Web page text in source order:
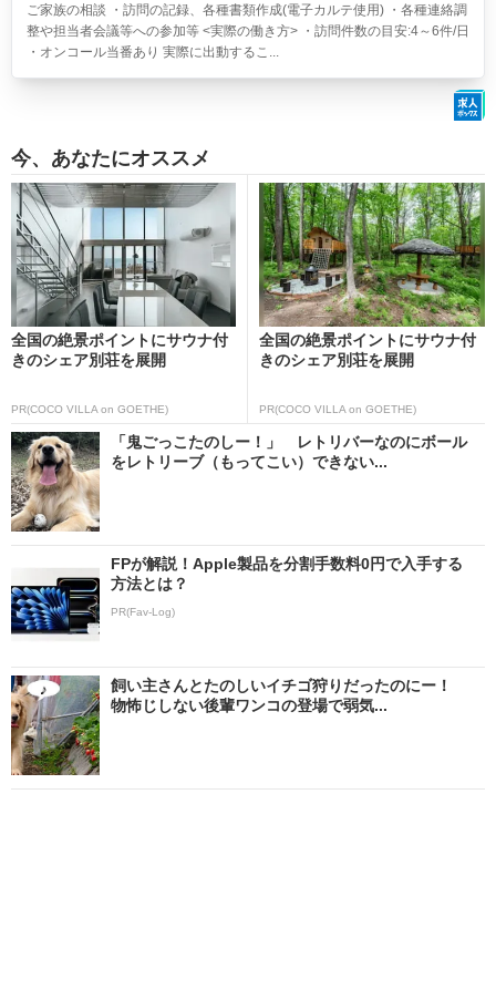
ご家族の相談 ・訪問の記録、各種書類作成(電子カルテ使用) ・各種連絡調
整や担当者会議等への参加等 <実際の働き方> ・訪問件数の目安:4～6件/日
・オンコール当番あり 実際に出動するこ...
今、あなたにオススメ
全国の絶景ポイントにサウナ付
きのシェア別荘を展開
PR(COCO VILLA on GOETHE)
全国の絶景ポイントにサウナ付
きのシェア別荘を展開
PR(COCO VILLA on GOETHE)
「鬼ごっこたのしー！」 レトリバーなのにボール
をレトリーブ（もってこい）できない...
FPが解説！Apple製品を分割手数料0円で入手する
方法とは？
PR(Fav-Log)
飼い主さんとたのしいイチゴ狩りだったのにー！
物怖じしない後輩ワンコの登場で弱気...